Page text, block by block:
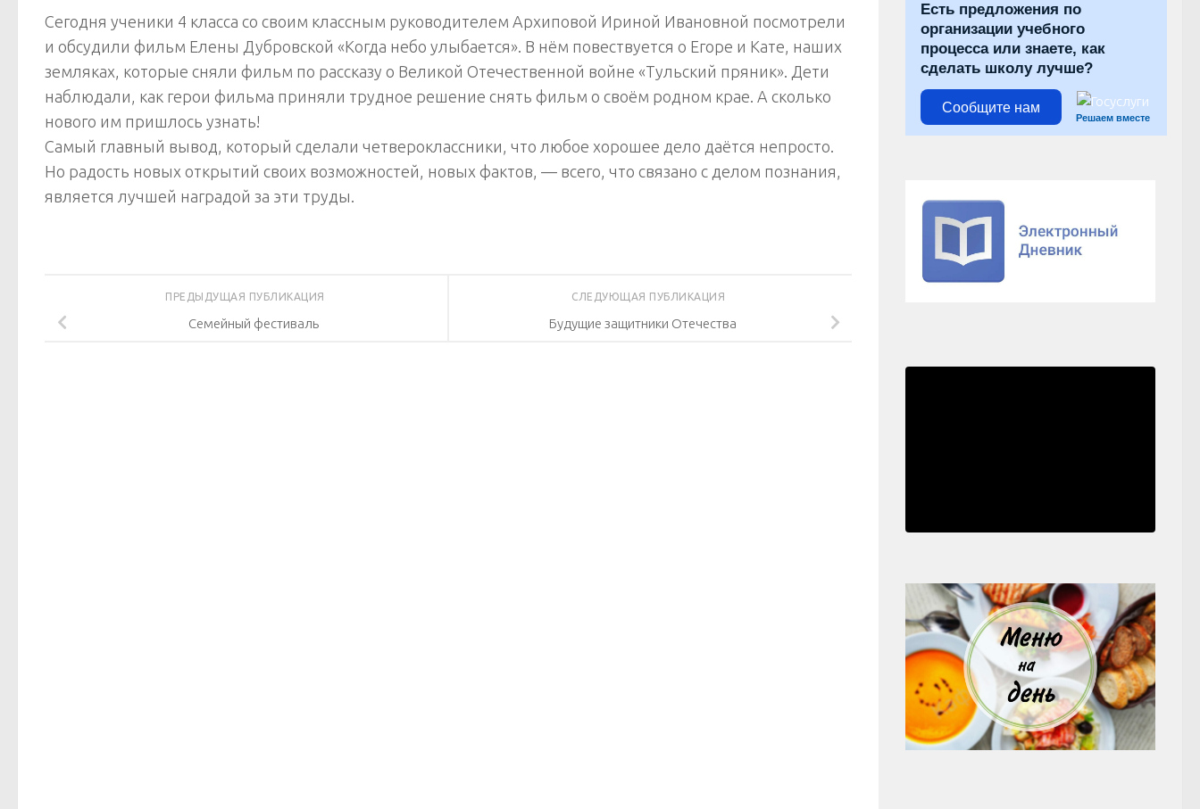
Сегодня ученики 4 класса со своим классным руководителем Архиповой Ириной Ивановной посмотрели
и обсудили фильм Елены Дубровской «Когда небо улыбается». В нём повествуется о Егоре и Кате, наших
земляках, которые сняли фильм по рассказу о Великой Отечественной войне «Тульский пряник». Дети
наблюдали, как герои фильма приняли трудное решение снять фильм о своём родном крае. А сколько
нового им пришлось узнать!
Самый главный вывод, который сделали четвероклассники, что любое хорошее дело даётся непросто.
Но радость новых открытий своих возможностей, новых фактов, — всего, что связано с делом познания,
является лучшей наградой за эти труды.
СЛЕДУЮЩАЯ ПУБЛИКАЦИЯ
Будущие защитники Отечества
ПРЕДЫДУЩАЯ ПУБЛИКАЦИЯ
Семейный фестиваль
Есть предложения по
организации учебного
процесса или знаете, как
сделать школу лучше?
Сообщите нам
Решаем вместе